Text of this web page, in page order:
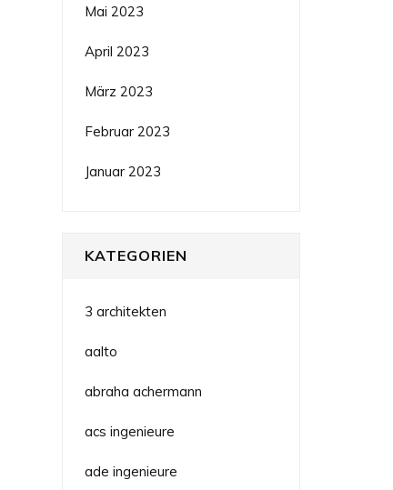
Mai 2023
April 2023
März 2023
Februar 2023
Januar 2023
KATEGORIEN
3 architekten
aalto
abraha achermann
acs ingenieure
ade ingenieure